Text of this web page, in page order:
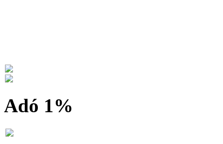
Adó 1%